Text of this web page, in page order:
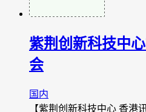
紫荆创新科技中
会
国内
【紫荆创新科技中心 香港